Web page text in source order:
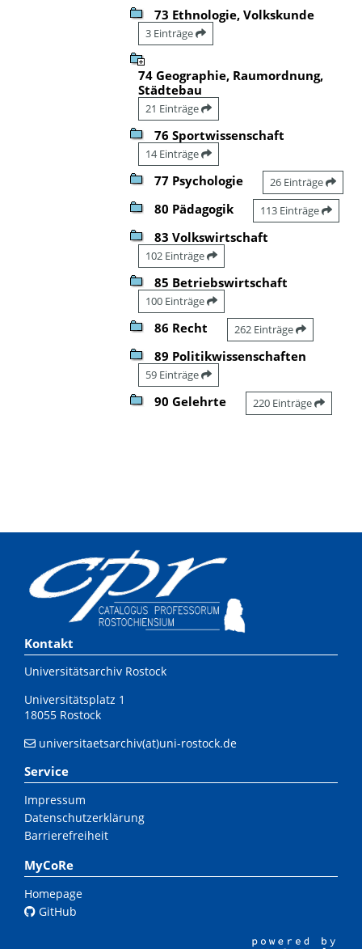
73 Ethnologie, Volkskunde
3 Einträge
74 Geographie, Raumordnung,
Städtebau
21 Einträge
76 Sportwissenschaft
14 Einträge
77 Psychologie 26 Einträge
80 Pädagogik 113 Einträge
83 Volkswirtschaft
102 Einträge
85 Betriebswirtschaft
100 Einträge
86 Recht 262 Einträge
89 Politikwissenschaften
59 Einträge
90 Gelehrte 220 Einträge
Kontakt
Universitätsarchiv Rostock
Universitätsplatz 1
18055 Rostock
universitaetsarchiv(at)uni-rostock.de
Service
Impressum
Datenschutzerklärung
Barrierefreiheit
MyCoRe
Homepage
GitHub